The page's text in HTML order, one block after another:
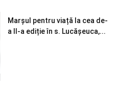
Marșul pentru viață la cea de-
a II-a ediție în s. Lucășeuca,...